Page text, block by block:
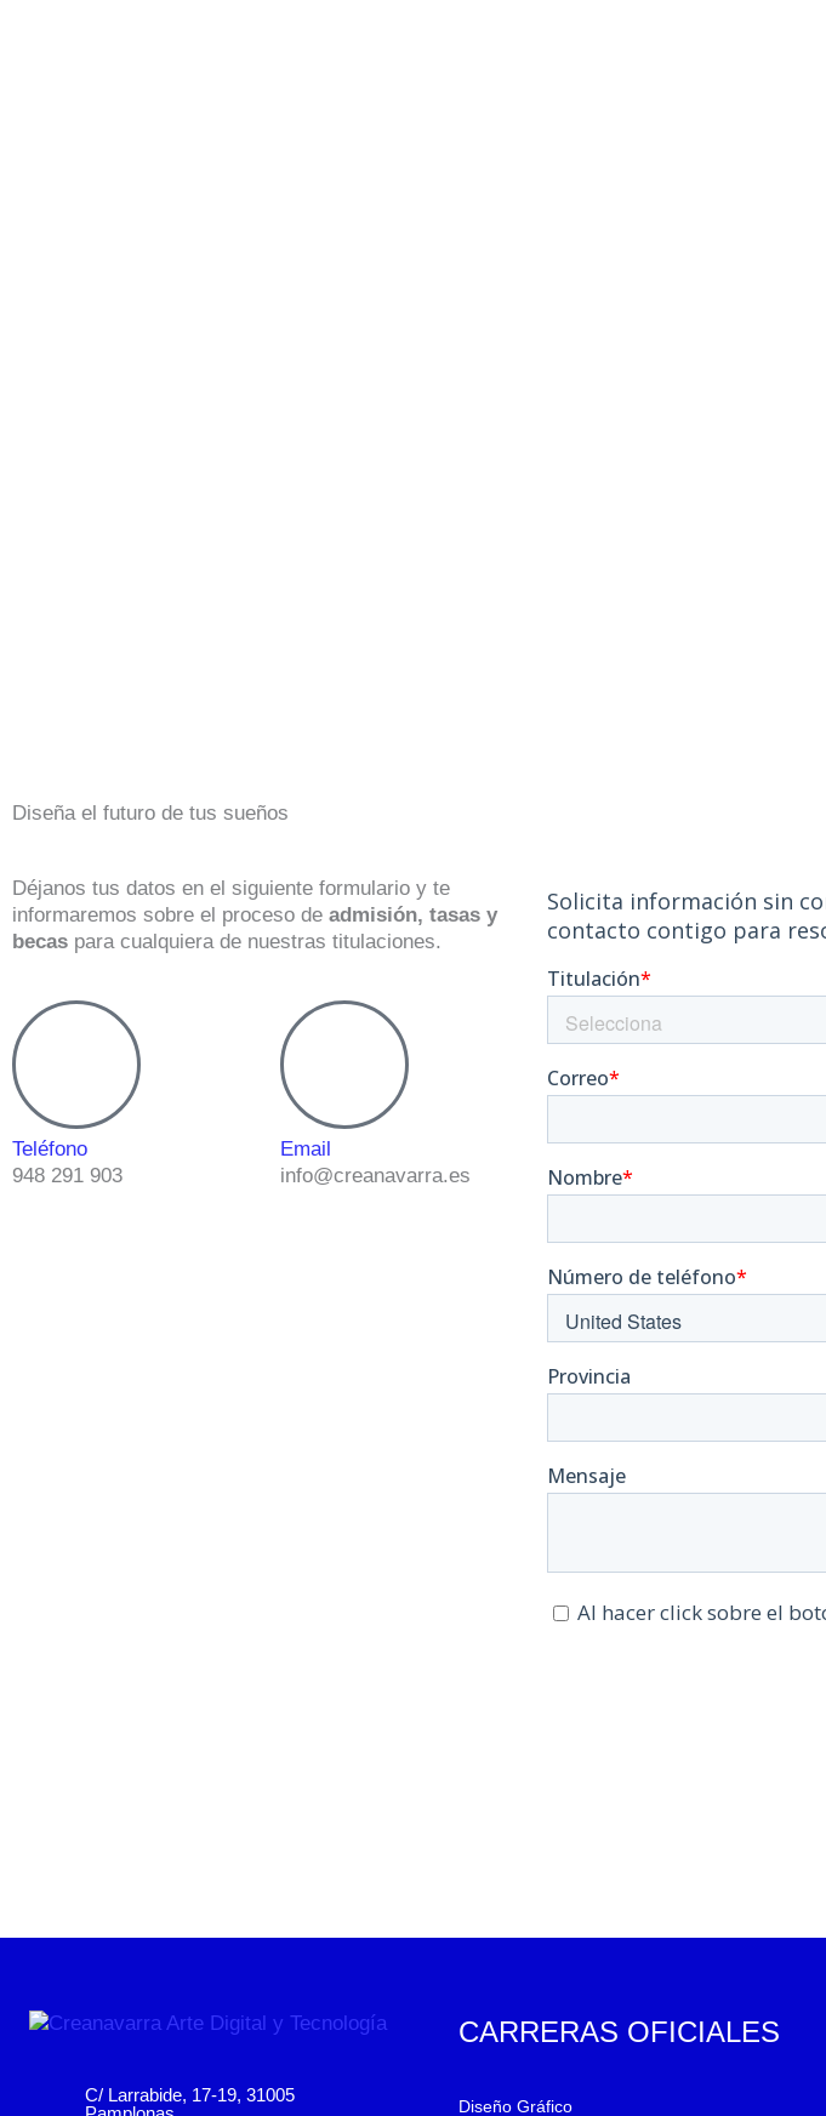
Diseña el futuro de tus sueños
Déjanos tus datos en el siguiente formulario y te
informaremos sobre el proceso de admisión, tasas y
becas para cualquiera de nuestras titulaciones.
Teléfono
948 291 903
Email
info@creanavarra.es
C/ Larrabide, 17-19, 31005
CARRERAS OFICIALES
Diseño Gráfico